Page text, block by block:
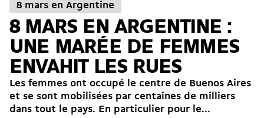
8 mars en Argentine
8 MARS EN ARGENTINE :
UNE MARÉE DE FEMMES
ENVAHIT LES RUES
Les femmes ont occupé le centre de Buenos Aires
et se sont mobilisées par centaines de milliers
dans tout le pays. En particulier pour le...